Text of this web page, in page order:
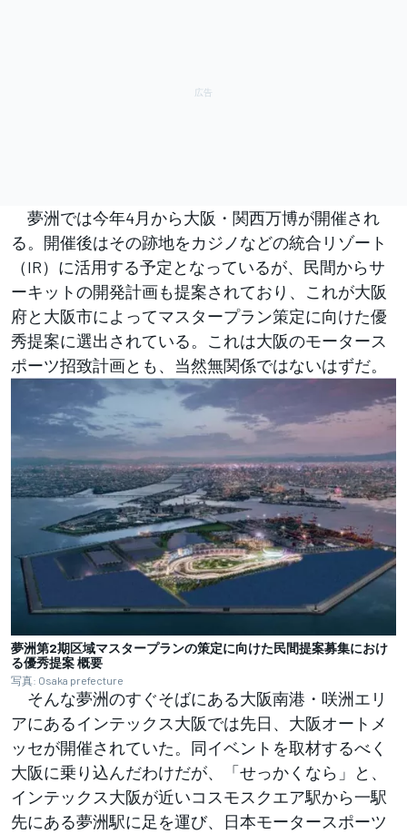
夢洲では今年4月から大阪・関西万博が開催され
る。開催後はその跡地をカジノなどの統合リゾート
（IR）に活用する予定となっているが、民間からサ
ーキットの開発計画も提案されており、これが大阪
府と大阪市によってマスタープラン策定に向けた優
秀提案に選出されている。これは大阪のモータース
ポーツ招致計画とも、当然無関係ではないはずだ。
夢洲第2期区域マスタープランの策定に向けた民間提案募集におけ
る優秀提案 概要
写真: Osaka prefecture
そんな夢洲のすぐそばにある大阪南港・咲洲エリ
アにあるインテックス大阪では先日、大阪オートメ
ッセが開催されていた。同イベントを取材するべく
大阪に乗り込んだわけだが、「せっかくなら」と、
インテックス大阪が近いコスモスクエア駅から一駅
先にある夢洲駅に足を運び、日本モータースポーツ